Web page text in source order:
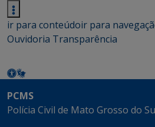
ir para conteúdoir para
Ouvidoria Transparência
PCMS
Polícia Civil de Mato Grosso do